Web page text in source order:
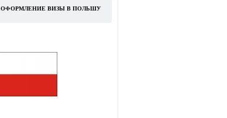
ОФОРМЛЕНИЕ ВИЗЫ В ПОЛЬШУ